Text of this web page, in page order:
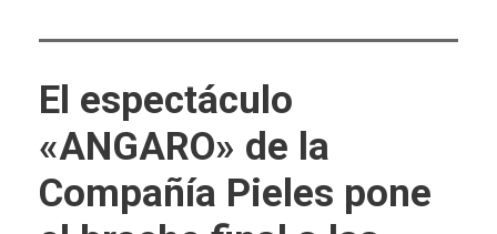
El espectáculo
«ANGARO» de la
Compañía Pieles pone